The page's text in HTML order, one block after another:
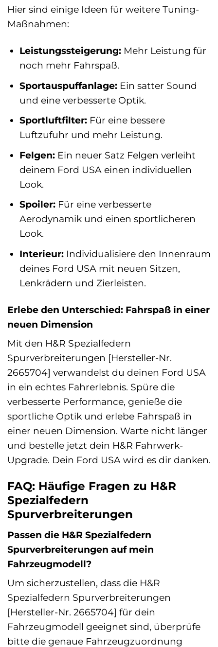
Hier sind einige Ideen für weitere Tuning-
Maßnahmen:
Leistungssteigerung:Mehr Leistung für
noch mehr Fahrspaß.
Sportauspuffanlage:Ein satter Sound
und eine verbesserte Optik.
Sportluftfilter:Für eine bessere
Luftzufuhr und mehr Leistung.
Felgen:Ein neuer Satz Felgen verleiht
deinem Ford USA einen individuellen
Look.
Spoiler:Für eine verbesserte
Aerodynamik und einen sportlicheren
Look.
Interieur:Individualisiere den Innenraum
deines Ford USA mit neuen Sitzen,
Lenkrädern und Zierleisten.
Erlebe den Unterschied: Fahrspaß in einer
neuen Dimension
Mit den H&R Spezialfedern
Spurverbreiterungen [Hersteller-Nr.
2665704] verwandelst du deinen Ford USA
in ein echtes Fahrerlebnis. Spüre die
verbesserte Performance, genieße die
sportliche Optik und erlebe Fahrspaß in
einer neuen Dimension. Warte nicht länger
und bestelle jetzt dein H&R Fahrwerk-
Upgrade. Dein Ford USA wird es dir danken.
FAQ: Häufige Fragen zu H&R
Spezialfedern
Spurverbreiterungen
Passen die H&R Spezialfedern
Spurverbreiterungen auf mein
Fahrzeugmodell?
Um sicherzustellen, dass die H&R
Spezialfedern Spurverbreiterungen
[Hersteller-Nr. 2665704] für dein
Fahrzeugmodell geeignet sind, überprüfe
bitte die genaue Fahrzeugzuordnung